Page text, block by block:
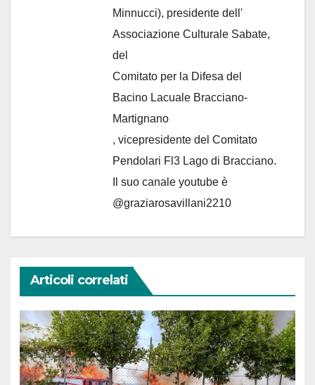
Minnucci), presidente dell'
Associazione Culturale Sabate,
del
Comitato per la Difesa del
Bacino Lacuale Bracciano-
Martignano
, vicepresidente del Comitato
Pendolari Fl3 Lago di Bracciano.
Il suo canale youtube è
@graziarosavillani2210
Articoli correlati